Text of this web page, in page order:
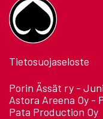
Tietosuojaseloste
Porin Ässät ry -
Astora Areena Oy -
Pata Production Oy